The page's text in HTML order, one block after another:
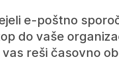
e-poštno
do vaše
reši časovno